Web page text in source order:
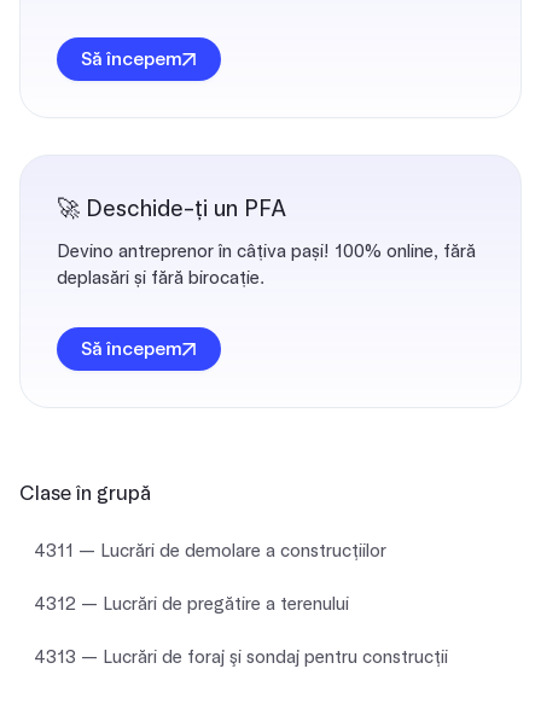
Clase în grupă
4311 — Lucrări de demolare a construcţiilor
4312 — Lucrări de pregătire a terenului
4313 — Lucrări de foraj şi sondaj pentru construcţii
Să începem
🚀 Deschide-ți un PFA
Devino antreprenor în câțiva pași! 100% online, fără
deplasări și fără birocație.
Să începem